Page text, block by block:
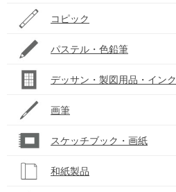
コピック
パステル・色鉛筆
デッサン・製図用品・インク
画筆
スケッチブック・画紙
和紙製品